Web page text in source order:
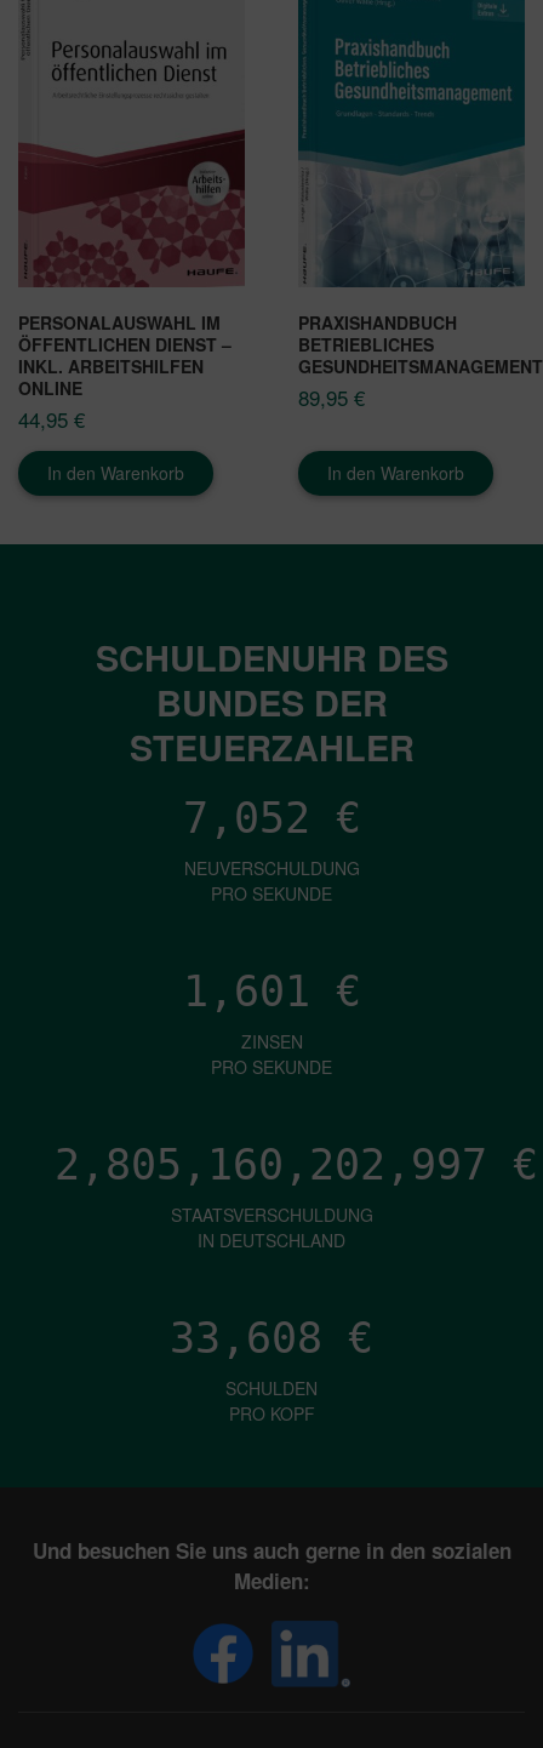
PERSONALAUSWAHL IM
ÖFFENTLICHEN DIENST –
INKL. ARBEITSHILFEN
ONLINE
44,95 €
In den Warenkorb
PRAXISHANDBUCH
BETRIEBLICHES
GESUNDHEITSMANAGEMENT
89,95 €
In den Warenkorb
SCHULDENUHR DES
BUNDES DER
STEUERZAHLER
7,052 €
NEUVERSCHULDUNG
PRO SEKUNDE
1,601 €
ZINSEN
PRO SEKUNDE
2,805,160,205,959 €
STAATSVERSCHULDUNG
IN DEUTSCHLAND
33,608 €
SCHULDEN
PRO KOPF
Und besuchen Sie uns auch gerne in den sozialen
Medien: